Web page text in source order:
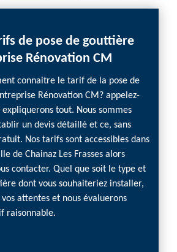
de pose de gouttière
Rénovation CM
connaitre le tarif de la pose de
Rénovation CM? appelez-
expliquerons tout. Nous sommes
un devis détaillé et ce, sans
Nos tarifs sont accessibles dans
de Chainaz Les Frasses alors
contacter. Quel que soit le type et
dont vous souhaiteriez installer,
attentes et nous évaluerons
raisonnable.